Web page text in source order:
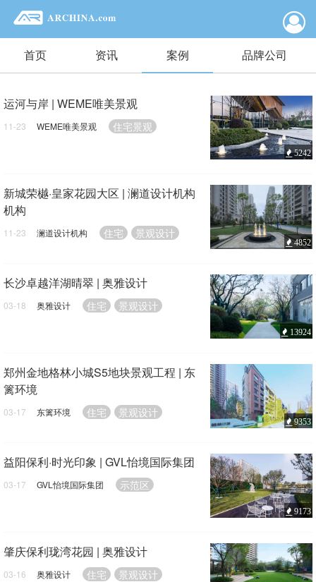
首页 资讯 案例 品牌公司
运河与岸 | WEME唯美景观
11-23 WEME唯美景观 住宅景观
5242
新城荣樾·皇家花园大区 | 澜道设计机构
机构
11-23 澜道设计机构 住宅 景观设计
4852
长沙卓越洋湖晴翠 | 奥雅设计
03-18 奥雅设计 住宅 景观设计
13924
郑州金地格林小城S5地块景观工程 | 东
篱环境
03-17 东篱环境 住宅 景观设计
9353
益阳保利·时光印象 | GVL怡境国际集团
03-17 GVL怡境国际集团 示范区
9173
肇庆保利珑湾花园 | 奥雅设计
03-16 奥雅设计 住宅 景观设计